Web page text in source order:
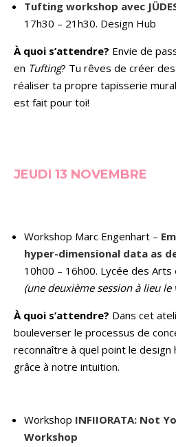
Tufting workshop avec
17h30 – 21h30. Design Hub
À quoi s’attendre? Envie de
en Tufting? Tu rêves de créer
réaliser ta propre tapisserie
est fait pour toi!
JEUDI 13 NOVEMBRE
Workshop Marc Engenhart –
hyper-dimensional data as
10h00 – 16h00. Lycée des
(une deuxième session à lieu
À quoi s’attendre? Dans cet
bouleverser le processus de
reconnaître à quel point le design
grâce à notre intuition.
Workshop INFIIORATA: Not
Workshop